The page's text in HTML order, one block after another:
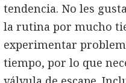
tendencia. No les
la rutina por mucho
experimentar
tiempo, por lo que